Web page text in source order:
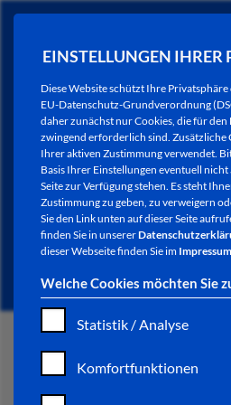
EINSTELLUNGEN IHRER
Diese Website schützt Ihre
EU-Datenschutz-Grundverordnung
daher zunächst nur Cookies, die für
zwingend erforderlich sind. Zusätzliche
Ihrer aktiven Zustimmung verwendet.
Basis Ihrer Einstellungen eventuell
Seite zur Verfügung stehen. Es steht
Zustimmung zu geben, zu verweigern
Sie den Link unten auf dieser Seite
finden Sie in unserer
dieser Webseite finden Sie im Impressum
Welche Cookies möchten Sie
Statistik / Analyse
Komfortfunktionen
AKTUELLES
START